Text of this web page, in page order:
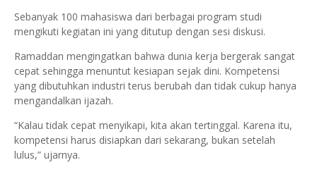
Sebanyak 100 mahasiswa dari berbagai program studi
mengikuti kegiatan ini yang ditutup dengan sesi diskusi.
Ramaddan mengingatkan bahwa dunia kerja bergerak sangat
cepat sehingga menuntut kesiapan sejak dini. Kompetensi
yang dibutuhkan industri terus berubah dan tidak cukup hanya
mengandalkan ijazah.
“Kalau tidak cepat menyikapi, kita akan tertinggal. Karena itu,
kompetensi harus disiapkan dari sekarang, bukan setelah
lulus,” ujarnya.